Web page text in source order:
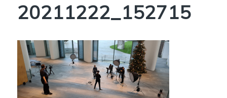
20211222_152715